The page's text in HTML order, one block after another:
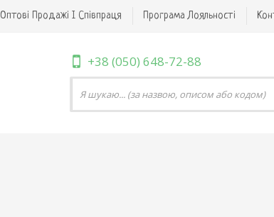
Оптові Продажі І Співпраця Програма Лояльності
+38 (050) 648-72-88